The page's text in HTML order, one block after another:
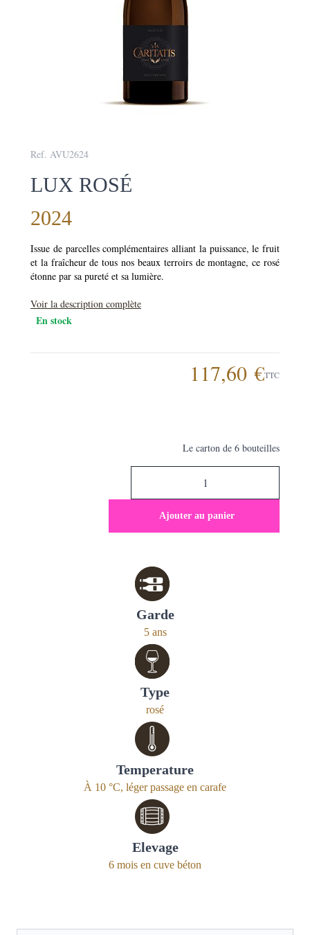
Ref. AVU2624
LUX ROSÉ
2024
Issue de parcelles complémentaires alliant la puissance, le fruit
et la fraîcheur de tous nos beaux terroirs de montagne, ce rosé
étonne par sa pureté et sa lumière.
Voir la description complète
En stock
117,60 €TTC
Le carton de 6 bouteilles
Ajouter au panier
Garde
5 ans
Type
rosé
Temperature
À 10 °C, léger passage en carafe
Elevage
6 mois en cuve béton